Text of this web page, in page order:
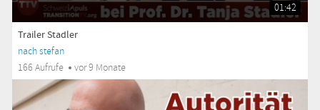
01:42
Trailer Stadler
nach stefan
166 Aufrufe
vor 9 Monate